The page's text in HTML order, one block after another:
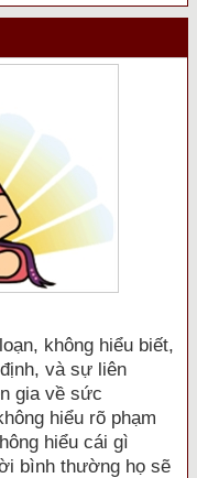
không hiểu biết,
và sự liên
gia về sức
hiểu rõ phạm
hiểu cái gì
bình thường họ sẽ